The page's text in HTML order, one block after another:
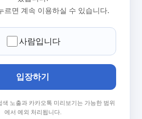
르면 계속 이용하실 수 있습니다.
사람입니다
입장하기
노출과 카카오톡 미리보기는 가능한 범위
에서 예외 처리됩니다.